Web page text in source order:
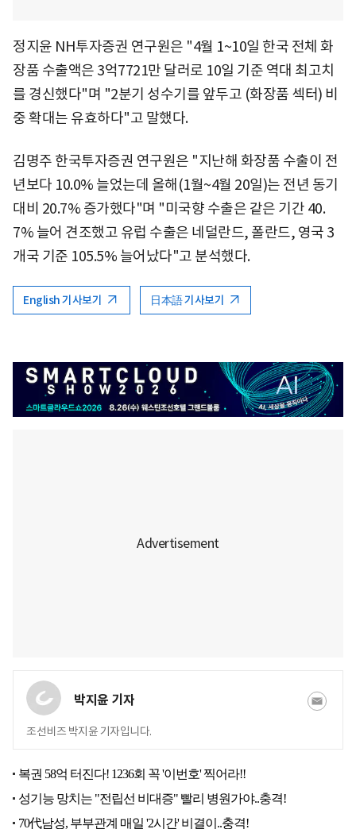
정지윤 NH투자증권 연구원은 "4월 1~10일 한국 전체 화
장품 수출액은 3억7721만 달러로 10일 기준 역대 최고치
를 경신했다"며 "2분기 성수기를 앞두고 (화장품 섹터) 비
중 확대는 유효하다"고 말했다.
김명주 한국투자증권 연구원은 "지난해 화장품 수출이 전
년보다 10.0% 늘었는데 올해(1월~4월 20일)는 전년 동기
대비 20.7% 증가했다"며 "미국향 수출은 같은 기간 40.
7% 늘어 견조했고 유럽 수출은 네덜란드, 폴란드, 영국 3
개국 기준 105.5% 늘어났다"고 분석했다.
English 기사보기 日本語 기사보기
박지윤 기자
조선비즈 박지윤 기자입니다.